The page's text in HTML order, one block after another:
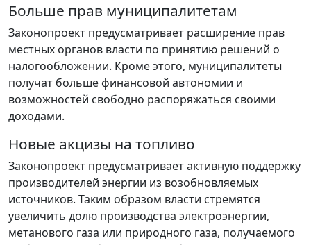
Больше прав муниципалитетам
Законопроект предусматривает расширение прав
местных органов власти по принятию решений о
налогообложении. Кроме этого, муниципалитеты
получат больше финансовой автономии и
возможностей свободно распоряжаться своими
доходами.
Новые акцизы на топливо
Законопроект предусматривает активную поддержку
производителей энергии из возобновляемых
источников. Таким образом власти стремятся
увеличить долю производства электроэнергии,
метанового газа или природного газа, получаемого